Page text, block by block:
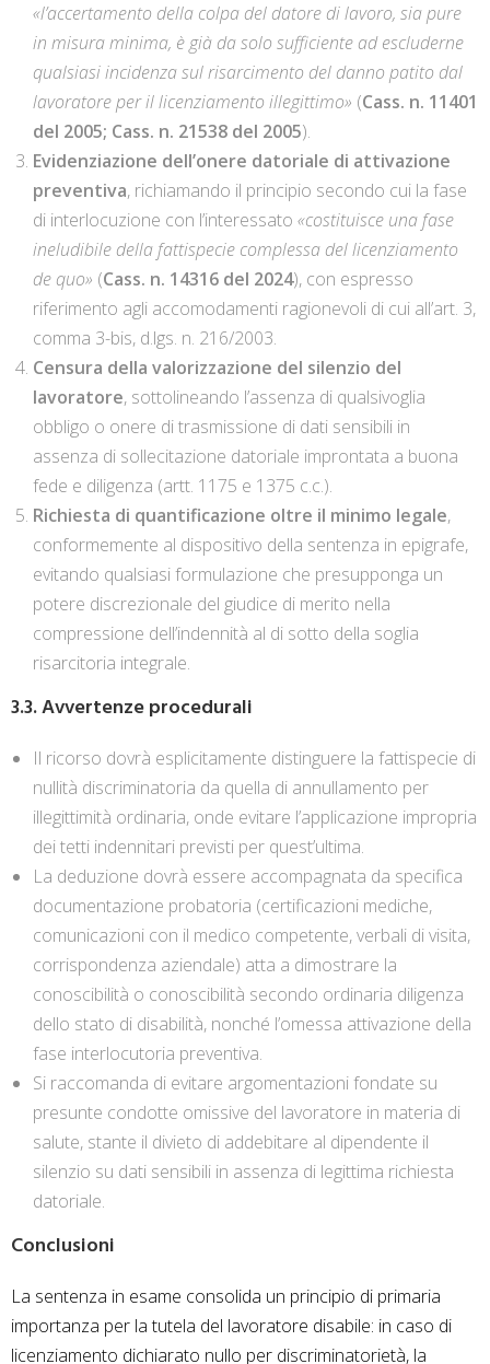
«l’accertamento della colpa del datore di lavoro, sia pure
in misura minima, è già da solo sufficiente ad escluderne
qualsiasi incidenza sul risarcimento del danno patito dal
lavoratore per il licenziamento illegittimo» (Cass. n. 11401
del 2005; Cass. n. 21538 del 2005).
Evidenziazione dell’onere datoriale di attivazione
preventiva, richiamando il principio secondo cui la fase
di interlocuzione con l’interessato «costituisce una fase
ineludibile della fattispecie complessa del licenziamento
de quo» (Cass. n. 14316 del 2024), con espresso
riferimento agli accomodamenti ragionevoli di cui all’art. 3,
comma 3-bis, d.lgs. n. 216/2003.
Censura della valorizzazione del silenzio del
lavoratore, sottolineando l’assenza di qualsivoglia
obbligo o onere di trasmissione di dati sensibili in
assenza di sollecitazione datoriale improntata a buona
fede e diligenza (artt. 1175 e 1375 c.c.).
Richiesta di quantificazione oltre il minimo legale,
conformemente al dispositivo della sentenza in epigrafe,
evitando qualsiasi formulazione che presupponga un
potere discrezionale del giudice di merito nella
compressione dell’indennità al di sotto della soglia
risarcitoria integrale.
3.3. Avvertenze procedurali
Il ricorso dovrà esplicitamente distinguere la fattispecie di
nullità discriminatoria da quella di annullamento per
illegittimità ordinaria, onde evitare l’applicazione impropria
dei tetti indennitari previsti per quest’ultima.
La deduzione dovrà essere accompagnata da specifica
documentazione probatoria (certificazioni mediche,
comunicazioni con il medico competente, verbali di visita,
corrispondenza aziendale) atta a dimostrare la
conoscibilità o conoscibilità secondo ordinaria diligenza
dello stato di disabilità, nonché l’omessa attivazione della
fase interlocutoria preventiva.
Si raccomanda di evitare argomentazioni fondate su
presunte condotte omissive del lavoratore in materia di
salute, stante il divieto di addebitare al dipendente il
silenzio su dati sensibili in assenza di legittima richiesta
datoriale.
Conclusioni
La sentenza in esame consolida un principio di primaria
importanza per la tutela del lavoratore disabile: in caso di
licenziamento dichiarato nullo per discriminatorietà, la